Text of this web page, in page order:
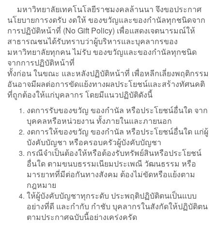
มหาวิทยาลัยเทคโนโลยีราชมงคลล้านนา จึงขอประกาศ
นโยบายการงดรับ งดให้ ของขวัญและของกำนัลทุกชนิดจาก
การปฏิบัติหน้าที่ (No Gift Policy) เพื่อแสดงเจตนารมณ์ให้
สาธารณชนได้รับทราบว่าผู้บริหารและบุคลากรของ
มหาวิทยาลัยทุกคน ไม่รับ ของขวัญและของกำนัลทุกชนิด
จากการปฏิบัติหน้าที่
ทั้งก่อน ในขณะ และหลังปฏิบัติหน้าที่ เพื่อหลีกเลี่ยงพฤติกรรม
อันอาจมีผลต่อการขัดแย้งทางผลประโยชน์และสร้างทัศนคติ
ที่ถูกต้องให้แก่บุคลากร โดยมีแนวปฏิบัติดังนี้
งดการรับของขวัญ ของกำนัล หรือประโยชน์อื่นใด จาก
บุคคลหรือหน่วยงาน ทั้งภายในและภายนอก
งดการให้ของขวัญ ของกำนัล หรือประโยชน์อื่นใด แก่ผู้
บังคับบัญชา หรือครอบครัวผู้บังคับบัญชา
กรณีจำเป็นต้องให้หรือต้องรับทรัพย์สินหรือประโยชน์
อื่นใด ตามขนบธรรมเนียมประเพณี วัฒนธรรม หรือ
มารยาทที่มีต่อกันทางสังคม ต้องไม่ขัดหรือแย้งตาม
กฎหมาย
ให้ผู้บังคับบัญชาทุกระดับ ประพฤติปฏิบัติตนเป็นแบบ
อย่างที่ดี และกำกับ กำชับ บุคลากรในสังกัดให้ปฏิบัติตน
ตามประกาศฉบับนี้อย่างเคร่งครัด